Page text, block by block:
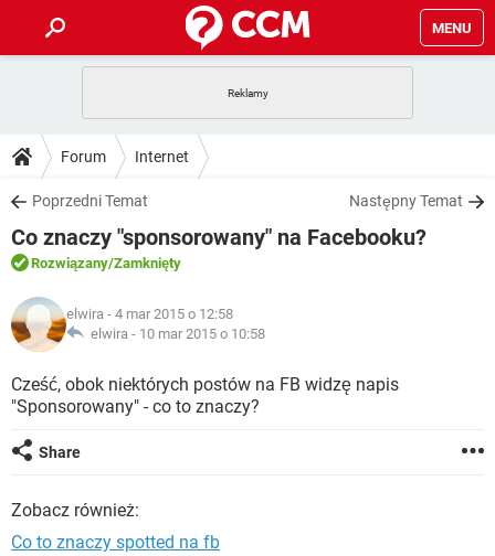
MENU
GRY
SPOTIFY
INSTAGRAM FACEBOOK
WINDOWS 10
PORADY
PlayStation
SPOTIFY
INSTAGRAM
WINDOWS 10
DO POBRANIA
ANDROID TIKTOK
GRY
IOS
INSTAGRAM
WINDOWS 10
FORUM
COVID-19
GRY WHATSAPP
INSTAGRAM
WINDOWS 10
ARTYKUŁY
COVID-19
GRY WHATSAPP
INSTAGRAM
WINDOWS 10
Forum Internet
Poprzedni Temat Następny Temat
Co znaczy "sponsorowany" na Facebooku?
Rozwiązany/Zamknięty
elwira - 4 mar 2015 o 12:58
elwira - 10 mar 2015 o 10:58
Cześć, obok niektórych postów na FB widzę napis
"Sponsorowany" - co to znaczy?
Share
Zobacz również:
Co to znaczy spotted na fb